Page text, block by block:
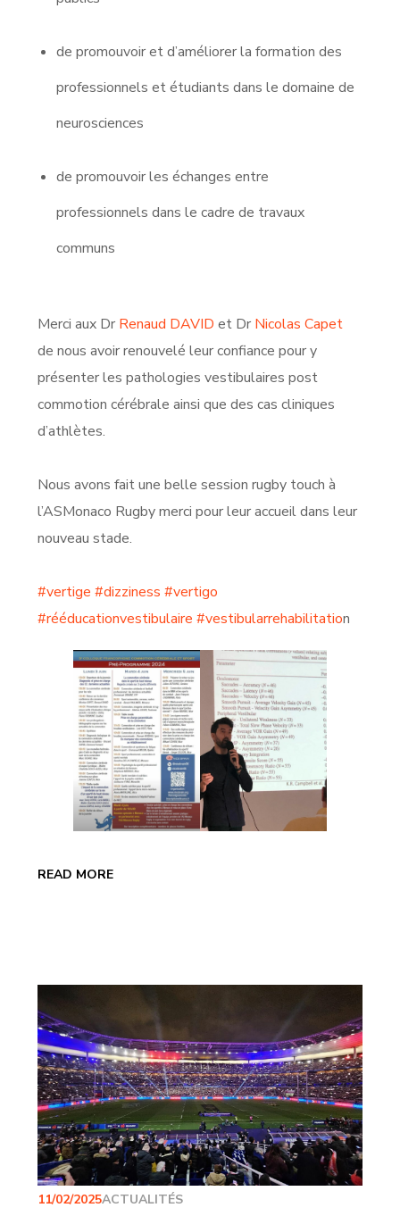
de promouvoir et d’améliorer la formation des
professionnels et étudiants dans le domaine de
neurosciences
de promouvoir les échanges entre
professionnels dans le cadre de travaux
communs
Merci aux Dr Renaud DAVID et Dr Nicolas Capet
de nous avoir renouvelé leur confiance pour y
présenter les pathologies vestibulaires post
commotion cérébrale ainsi que des cas cliniques
d’athlètes.
Nous avons fait une belle session rugby touch à
l’ASMonaco Rugby merci pour leur accueil dans leur
nouveau stade.
#vertige #dizziness #vertigo
#rééducationvestibulaire #vestibularrehabilitation
READ MORE
11/02/2025ACTUALITÉS